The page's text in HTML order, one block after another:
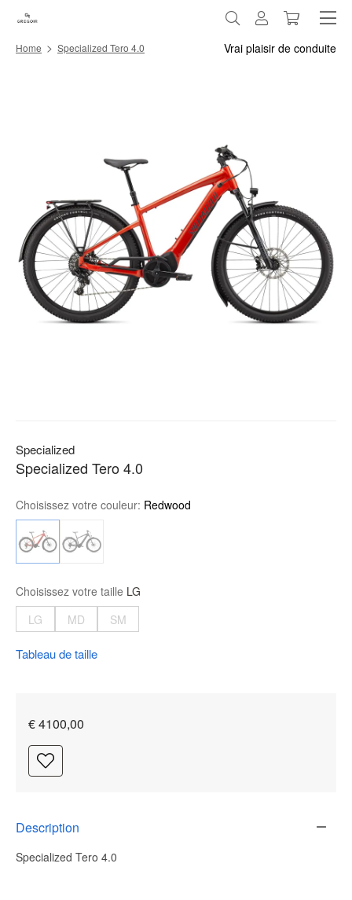
Home > Specialized Tero 4.0 Vrai plaisir de conduite
Specialized
Specialized Tero 4.0
Choisissez votre couleur: Redwood
Choisissez votre taille LG
LG
MD SM
Tableau de taille
€ 4100,00
Description
Specialized Tero 4.0